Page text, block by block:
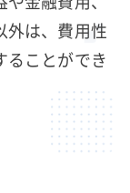
外は、費用性
ることができ